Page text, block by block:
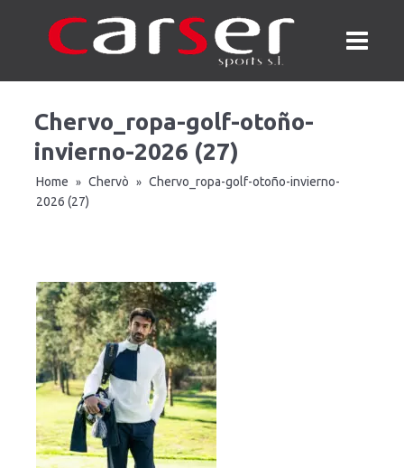
Chervo_ropa-golf-otoño-
invierno-2026 (27)
Home » Chervò »
Chervo_ropa-golf-otoño-invierno-
2026 (27)